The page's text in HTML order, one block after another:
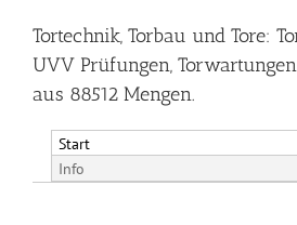
Tortechnik, Torbau und Tore:
UVV Prüfungen,
aus 88512 Mengen.
Start
Info